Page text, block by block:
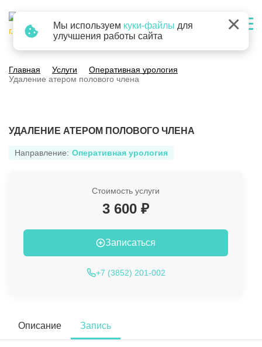
г. Барнаул
Главная Услуги
Оперативная урология
Удаление атером полового члена
УДАЛЕНИЕ АТЕРОМ ПОЛОВОГО ЧЛЕНА
Направление: Оперативная урология
Стоимость услуги
3 600 ₽
Записаться
+7 (3852) 201-002
Описание Запись
Мы используем куки-файлы для
улучшения работы сайта
×